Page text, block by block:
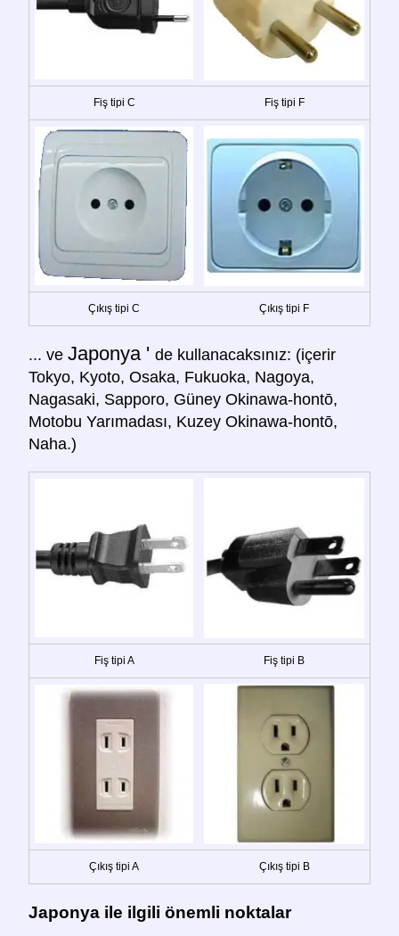
Fiş tipi C Fiş tipi F
Çıkış tipi C Çıkış tipi F
... ve Japonya ' de kullanacaksınız: (içerir
Tokyo, Kyoto, Osaka, Fukuoka, Nagoya,
Nagasaki, Sapporo, Güney Okinawa-hontō,
Motobu Yarımadası, Kuzey Okinawa-hontō,
Naha.)
Fiş tipi A Fiş tipi B
Çıkış tipi A Çıkış tipi B
Japonya ile ilgili önemli noktalar